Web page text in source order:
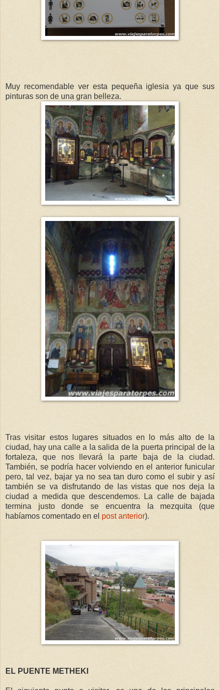
Muy recomendable ver esta pequeña iglesia ya que sus
pinturas son de una gran belleza.
Tras visitar estos lugares situados en lo más alto de la
ciudad, hay una calle a la salida de la puerta principal de la
fortaleza, que nos llevará la parte baja de la ciudad.
También, se podría hacer volviendo en el anterior funicular
pero, tal vez, bajar ya no sea tan duro como el subir y así
también se va disfrutando de las vistas que nos deja la
ciudad a medida que descendemos. La calle de bajada
termina justo donde se encuentra la mezquita (que
habíamos comentado en el post anterior).
EL PUENTE METHEKI